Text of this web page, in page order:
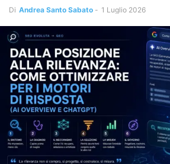
Di Andrea Santo Sabato - 1 Luglio 2026